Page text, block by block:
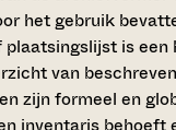
het gebruik
plaatsingslijst is een
van
zijn formeel en
inventaris behoeft